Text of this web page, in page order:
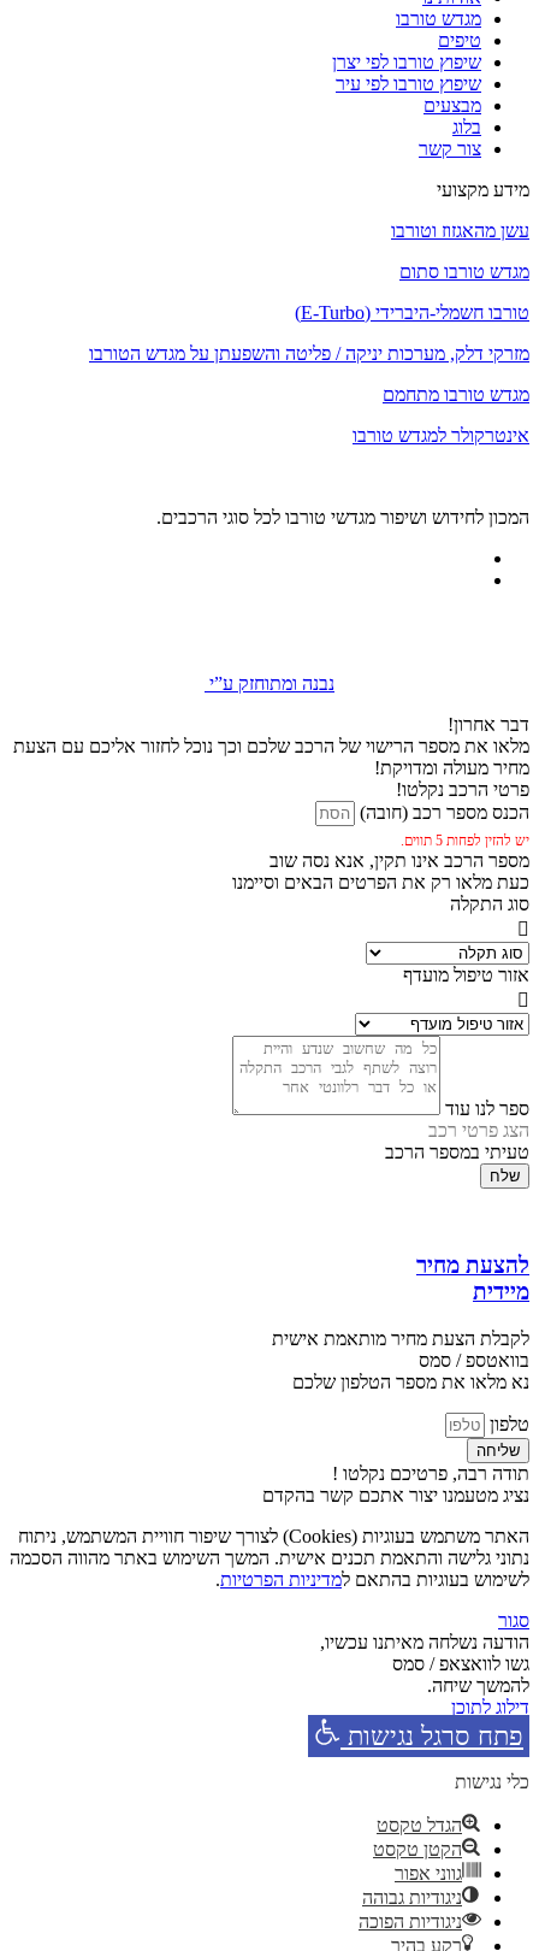
מגדש טורבו
טיפים
שיפוץ טורבו לפי יצרן
שיפוץ טורבו לפי עיר
מבצעים
בלוג
צור קשר
מידע מקצועי
עשן מהאגזוז וטורבו
מגדש טורבו סתום
טורבו חשמלי-היברידי (E-Turbo)
מזרקי דלק, מערכות יניקה / פליטה והשפעתן על מגדש הטורבו
מגדש טורבו מתחמם
אינטרקולר למגדש טורבו
המכון לחידוש ושיפור מגדשי טורבו לכל סוגי הרכבים.
נבנה ומתוחזק ע”י
דבר אחרון!
מלאו את מספר הרישוי של הרכב שלכם וכך נוכל לחזור אליכם עם הצעת
מחיר מעולה ומדויקת!
פרטי הרכב נקלטו!
הכנס מספר רכב (חובה)
יש להזין לפחות 5 תווים.
מספר הרכב אינו תקין, אנא נסה שוב
כעת מלאו רק את הפרטים הבאים וסיימנו
סוג התקלה
אזור טיפול מועדף
ספר לנו עוד
הצג פרטי רכב
טעיתי במספר הרכב
שלח
להצעת מחיר
מיידית
לקבלת הצעת מחיר מותאמת אישית
בוואטספ / סמס
נא מלאו את מספר הטלפון שלכם
טלפון
שליחה
תודה רבה, פרטיכם נקלטו !
נציג מטעמנו יצור אתכם קשר בהקדם
האתר משתמש בעוגיות (Cookies) לצורך שיפור חוויית המשתמש, ניתוח
נתוני גלישה והתאמת תכנים אישית. המשך השימוש באתר מהווה הסכמה
לשימוש בעוגיות בהתאם למדיניות הפרטיות.
סגור
הודעה נשלחה מאיתנו עכשיו,
גשו לוואצאפ / סמס
להמשך שיחה.
דילוג לתוכן
פתח סרגל נגישות
כלי נגישות
הגדל טקסט
הקטן טקסט
גווני אפור
ניגודיות גבוהה
ניגודיות הפוכה
רקע בהיר